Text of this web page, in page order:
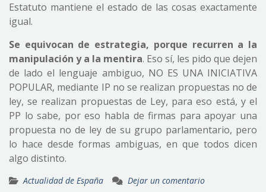
Estatuto mantiene el estado de las cosas exactamente
igual.
Se equivocan de estrategia, porque recurren a la
manipulación y a la mentira. Eso sí, les pido que dejen
de lado el lenguaje ambiguo, NO ES UNA INICIATIVA
POPULAR, mediante IP no se realizan propuestas no de
ley, se realizan propuestas de Ley, para eso está, y el
PP lo sabe, por eso habla de firmas para apoyar una
propuesta no de ley de su grupo parlamentario, pero
lo hace desde formas ambiguas, en que todos dicen
algo distinto.
Actualidad de España Dejar un comentario